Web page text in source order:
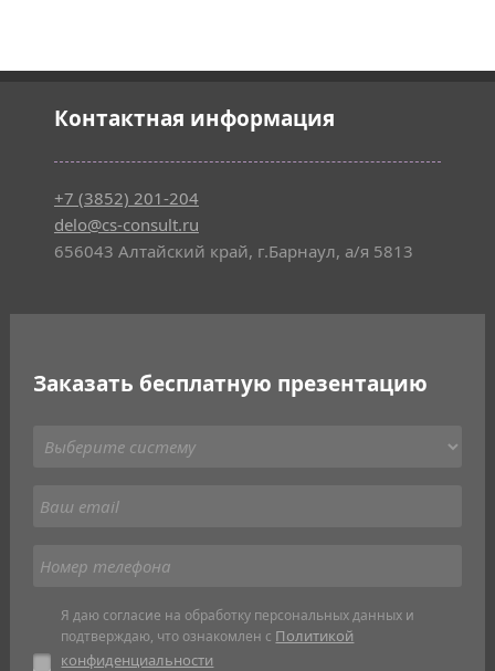
Контактная информация
+7 (3852) 201-204
delo@cs-consult.ru
656043 Алтайский край, г.Барнаул, а/я 5813
Заказать бесплатную презентацию
Я даю согласие на обработку персональных данных и
подтверждаю, что ознакомлен с Политикой
конфиденциальности